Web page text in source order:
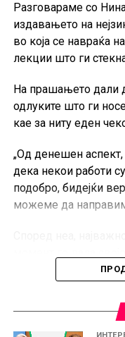
Интервјуто
токенизираните
разликите во однос
трансакции, како и
Дополнително, се
банките во
технолошки
Casys во областа на
намалувањето на
работното место.
каналот на
Разговараме со
издавањето на
во која се навраќа
лекции што ги
На прашањето дали
одлуките што ги
кае за ниту еден
„Од денешен
дека некои работи
подобро, бидејќи
можеме да
„Главното чувство
додека ја пишував
апсолутен максимум